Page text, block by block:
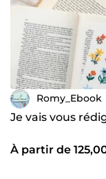
Romy_Ebook
Je vais vous
À partir de